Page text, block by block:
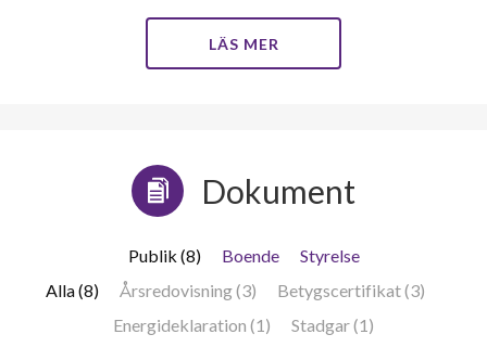
LÄS MER
Dokument
Publik (8) Boende
Styrelse
Alla (8)
Årsredovisning (3)
Betygscertifikat (3)
Energideklaration (1)
Stadgar (1)